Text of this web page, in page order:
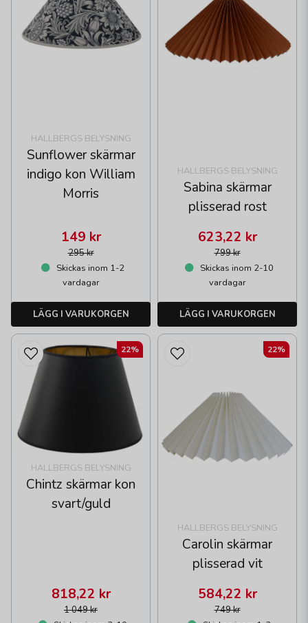
HALLBERGS BELYSNING
Sunflower skärmar
indigo kon William
Morris
295 kr
149 kr
Skickas inom 1-2
vardagar
LÄGG I VARUKORGEN
HALLBERGS BELYSNING
Sabina skärmar
plisserad rost
799 kr
623,22 kr
Skickas inom 2-10
vardagar
LÄGG I VARUKORGEN
HALLBERGS BELYSNING
Chintz skärmar kon
svart/guld
1 049 kr
818,22 kr
22%
HALLBERGS BELYSNING
Carolin skärmar
plisserad vit
749 kr
584,22 kr
22%